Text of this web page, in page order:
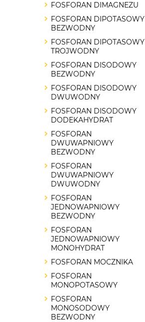
FOSFORAN DIMAGNEZU
FOSFORAN DIPOTASOWY
BEZWODNY
FOSFORAN DIPOTASOWY
TROJWODNY
FOSFORAN DISODOWY
BEZWODNY
FOSFORAN DISODOWY
DWUWODNY
FOSFORAN DISODOWY
DODEKAHYDRAT
FOSFORAN
DWUWAPNIOWY
BEZWODNY
FOSFORAN
DWUWAPNIOWY
DWUWODNY
FOSFORAN
JEDNOWAPNIOWY
BEZWODNY
FOSFORAN
JEDNOWAPNIOWY
MONOHYDRAT
FOSFORAN MOCZNIKA
FOSFORAN
MONOPOTASOWY
FOSFORAN
MONOSODOWY
BEZWODNY